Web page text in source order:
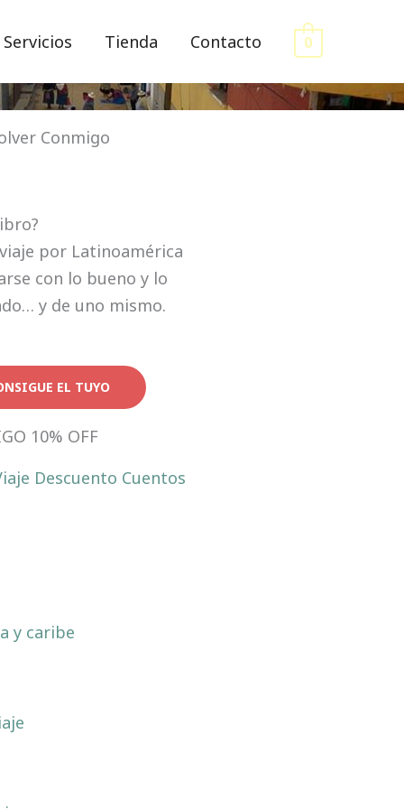
Servicios Tienda Contacto 0
Conmigo
por Latinoamérica
con lo bueno y lo
y de uno mismo.
EL TUYO
10% OFF
y caribe